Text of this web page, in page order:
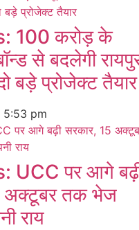
100 करोड़ के
से बदलेगी
बड़े प्रोजेक्ट तैयार
5:53 pm
UCC पर आगे
अक्टूबर तक भेज
राय